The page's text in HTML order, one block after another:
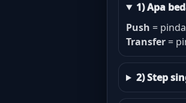
1) Apa
Push =
Transfer =
2) Step